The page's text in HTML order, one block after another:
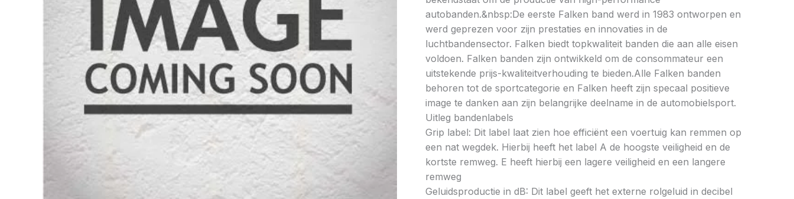
autobanden.&nbsp:De eerste Falken band werd in 1983 ontworpen en
werd geprezen voor zijn prestaties en innovaties in de
luchtbandensector. Falken biedt topkwaliteit banden die aan alle eisen
voldoen. Falken banden zijn ontwikkeld om de consommateur een
uitstekende prijs-kwaliteitverhouding te bieden.Alle Falken banden
behoren tot de sportcategorie en Falken heeft zijn specaal positieve
image te danken aan zijn belangrijke deelname in de automobielsport.
Uitleg bandenlabels
Grip label: Dit label laat zien hoe efficiënt een voertuig kan remmen op
een nat wegdek. Hierbij heeft het label A de hoogste veiligheid en de
kortste remweg. E heeft hierbij een lagere veiligheid en een langere
remweg
Geluidsproductie in dB: Dit label geeft het externe rolgeluid in decibel